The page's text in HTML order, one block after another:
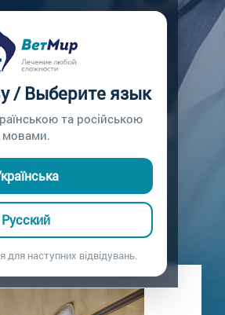
/ Выберите язык
та російською
мовами.
Русский
для наступних відвідувань.
НА